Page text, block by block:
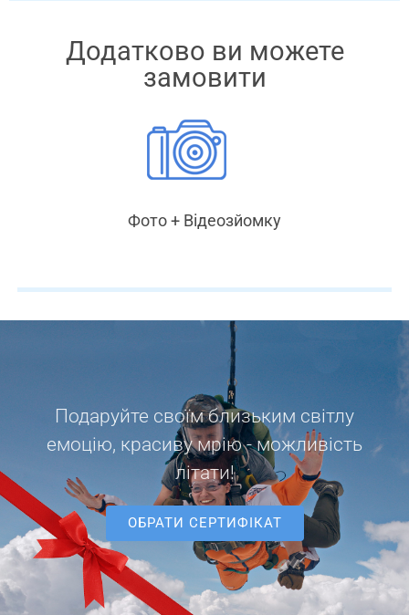
Додатково ви можете
замовити
Фото + Відеозйомку
Подаруйте своїм близьким світлу
емоцію, красиву мрію - можливість
літати!
ОБРАТИ СЕРТИФІКАТ